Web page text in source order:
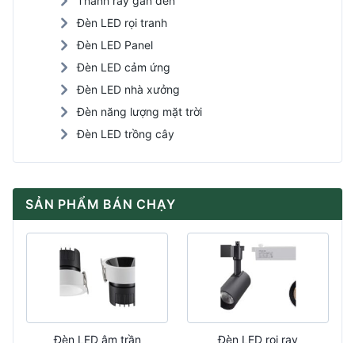
Đèn LED rọi tranh
Đèn LED Panel
Đèn LED cảm ứng
Đèn LED nhà xưởng
Đèn năng lượng mặt trời
Đèn LED trồng cây
SẢN PHẨM BÁN CHẠY
Đèn LED âm trần
Đèn LED rọi ray